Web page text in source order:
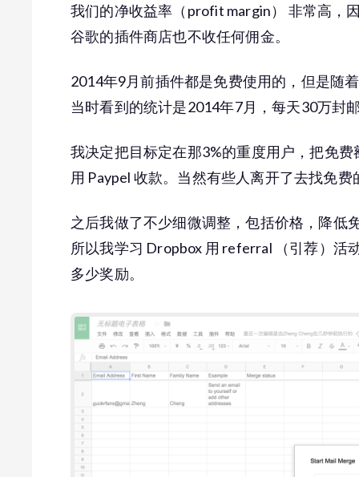
我们的净收益率（profit margin） 非常高，
谷歌的插件商店也不收任何佣金。
2014年9月前插件都是免费使用的，但是随
当时看到的统计是2014年7月，每天30万封
我决定把目标定在那3%的重度用户，把免
用 Paypel 收款。当然有些人离开了去找免
之后我做了不少细微调整，包括价格，降低
所以我学习 Dropbox 用 referral （引荐）活
多少奖励。